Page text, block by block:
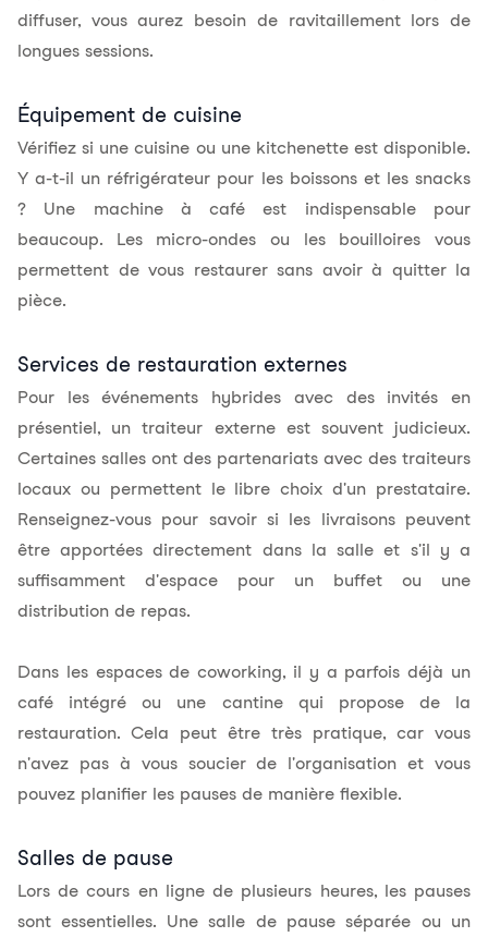
diffuser, vous aurez besoin de ravitaillement lors de
longues sessions.
Équipement de cuisine
Vérifiez si une cuisine ou une kitchenette est disponible.
Y a-t-il un réfrigérateur pour les boissons et les snacks
? Une machine à café est indispensable pour
beaucoup. Les micro-ondes ou les bouilloires vous
permettent de vous restaurer sans avoir à quitter la
pièce.
Services de restauration externes
Pour les événements hybrides avec des invités en
présentiel, un traiteur externe est souvent judicieux.
Certaines salles ont des partenariats avec des traiteurs
locaux ou permettent le libre choix d'un prestataire.
Renseignez-vous pour savoir si les livraisons peuvent
être apportées directement dans la salle et s'il y a
suffisamment d'espace pour un buffet ou une
distribution de repas.
Dans les espaces de coworking, il y a parfois déjà un
café intégré ou une cantine qui propose de la
restauration. Cela peut être très pratique, car vous
n'avez pas à vous soucier de l'organisation et vous
pouvez planifier les pauses de manière flexible.
Salles de pause
Lors de cours en ligne de plusieurs heures, les pauses
sont essentielles. Une salle de pause séparée ou un